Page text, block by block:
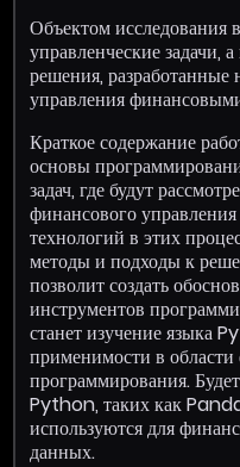
Объектом исследования
управленческие задачи,
решения,
управления
Краткое содержание
основы
задач, где будут
финансового
технологий в этих
методы и подходы к
позволит создать
инструментов
станет изучение языка
применимости в
программирования.
Python, таких как
используются для
данных.